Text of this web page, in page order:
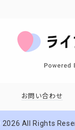
お問い合わせ
2026 All Rights